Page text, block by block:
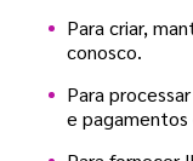
Para criar,
conosco.
Para
e pagamentos